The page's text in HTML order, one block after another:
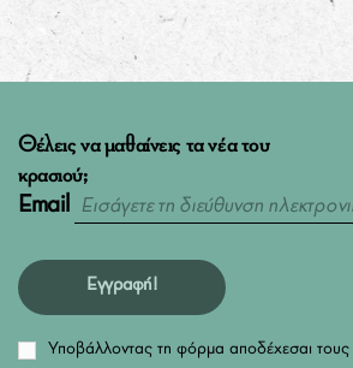
Θέλεις να μαθαίνεις τα νέα του
κρασιού;
Email
Εγγραφή!
Υποβάλλοντας τη φόρμα αποδέχεσαι τους